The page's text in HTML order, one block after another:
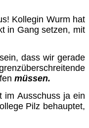
Kollegin Wurm hat
in Gang setzen, mit
dass wir gerade
müssen.
im Ausschuss ja ein
Pilz behauptet,